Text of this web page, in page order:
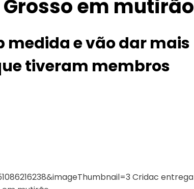
em mutirão
medida e vão dar mais
tiveram membros